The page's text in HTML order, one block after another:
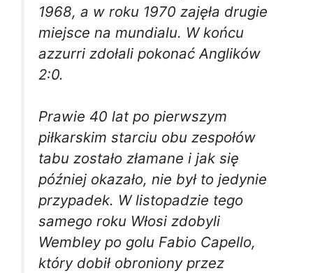
1968, a w roku 1970 zajęła drugie
miejsce na mundialu. W końcu
azzurri zdołali pokonać Anglików
2:0.
Prawie 40 lat po pierwszym
piłkarskim starciu obu zespołów
tabu zostało złamane i jak się
później okazało, nie był to jedynie
przypadek. W listopadzie tego
samego roku Włosi zdobyli
Wembley po golu Fabio Capello,
który dobił obroniony przez